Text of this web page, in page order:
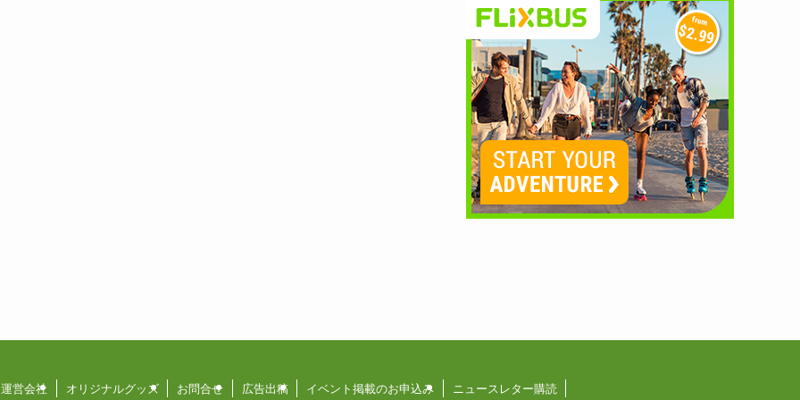
運営会社 オリジナルグッズ お問合せ 広告出稿 イベント掲載のお申込み ニュースレター購読